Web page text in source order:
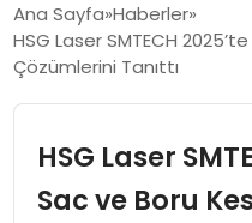
EKONOMI
Ana Sayfa Haberler
HSG Laser SMTECH
Çözümlerini Tanıttı
HSG Laser
Sac ve Boru